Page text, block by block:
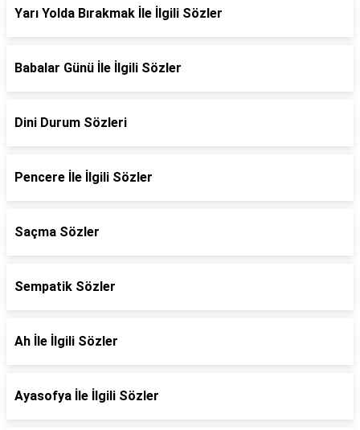
Yarı Yolda Bırakmak İle İlgili Sözler
Babalar Günü İle İlgili Sözler
Dini Durum Sözleri
Pencere İle İlgili Sözler
Saçma Sözler
Sempatik Sözler
Ah İle İlgili Sözler
Ayasofya İle İlgili Sözler